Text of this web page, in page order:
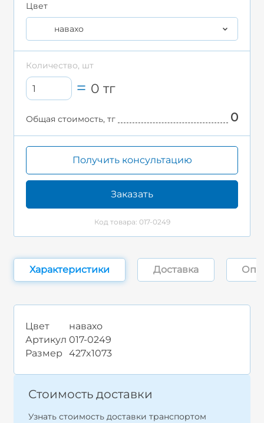
Цвет
навахо
Количество, шт
0тг
Общая стоимость, тг 0
Получить консультацию
Заказать
Код товара: 017-0249
Характеристики Доставка
Цвет
навахо
Артикул 017-0249
Размер
427x1073
Стоимость доставки
Узнать стоимость доставки транспортом